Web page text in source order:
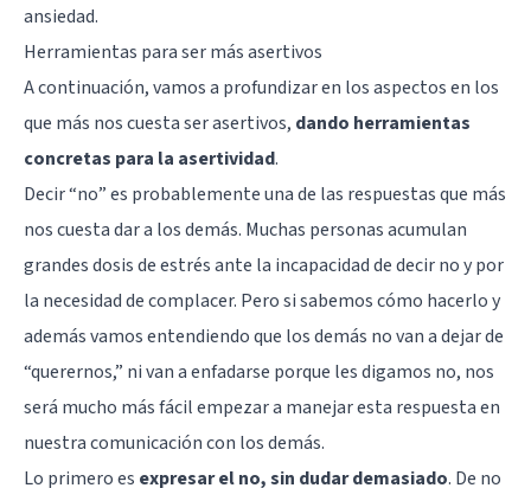
ansiedad.
Herramientas para ser más asertivos
A continuación, vamos a profundizar en los aspectos en los
que más nos cuesta ser asertivos, dando herramientas
concretas para la asertividad.
Decir “no” es probablemente una de las respuestas que más
nos cuesta dar a los demás. Muchas personas acumulan
grandes dosis de estrés ante la incapacidad de decir no y por
la necesidad de complacer. Pero si sabemos cómo hacerlo y
además vamos entendiendo que los demás no van a dejar de
“querernos,” ni van a enfadarse porque les digamos no, nos
será mucho más fácil empezar a manejar esta respuesta en
nuestra comunicación con los demás.
Lo primero es expresar el no, sin dudar demasiado. De no